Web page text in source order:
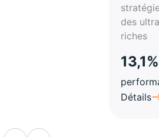
des
riches
13,1%
Détails